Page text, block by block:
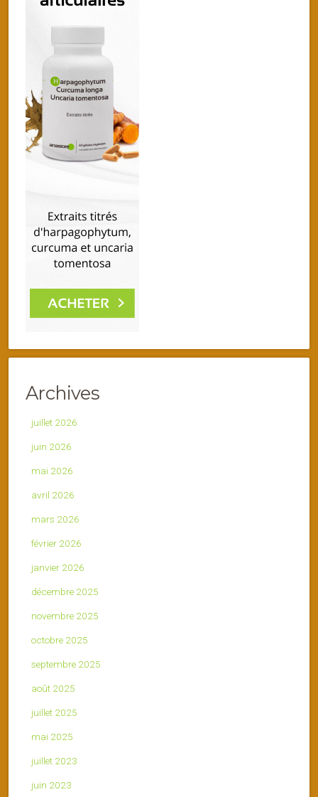
Archives
juillet 2026
juin 2026
mai 2026
avril 2026
mars 2026
février 2026
janvier 2026
décembre 2025
novembre 2025
octobre 2025
septembre 2025
août 2025
juillet 2025
mai 2025
juillet 2023
juin 2023